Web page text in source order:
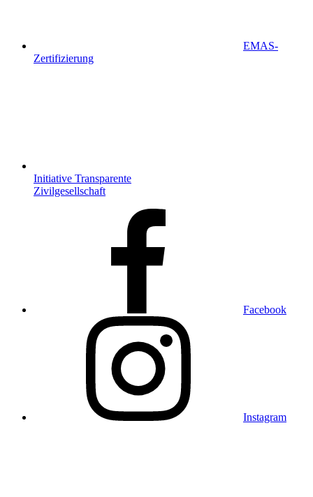
EMAS-
Zertifizierung
Initiative Transparente
Zivilgesellschaft
Facebook
Instagram